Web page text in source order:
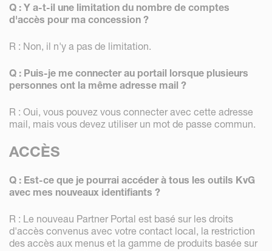
Q : Y a-t-il une limitation du nombre de comptes
d'accès pour ma concession ?
R : Non, il n'y a pas de limitation.
Q : Puis-je me connecter au portail lorsque plusieurs
personnes ont la même adresse mail ?
R : Oui, vous pouvez vous connecter avec cette adresse
mail, mais vous devez utiliser un mot de passe commun.
ACCÈS
Q : Est-ce que je pourrai accéder à tous les outils KvG
avec mes nouveaux identifiants ?
R : Le nouveau Partner Portal est basé sur les droits
d'accès convenus avec votre contact local, la restriction
des accès aux menus et la gamme de produits basée sur